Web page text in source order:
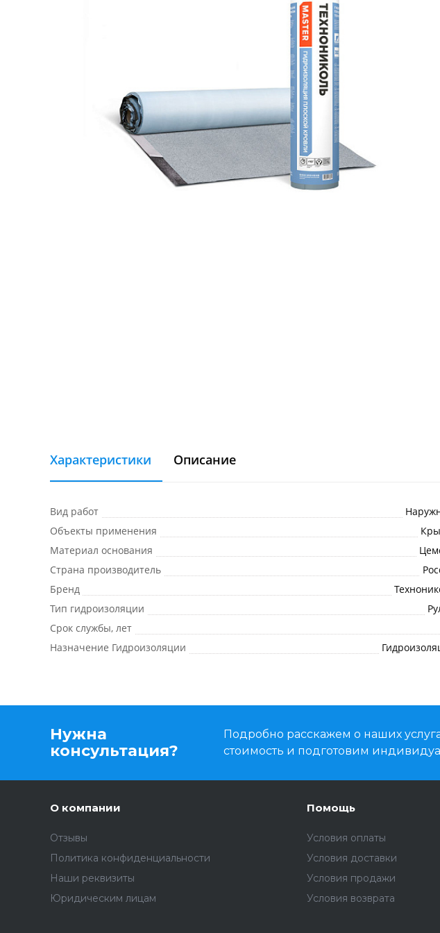
Характеристики Описание
Вид работ
Объекты применения
Материал основания
Страна производитель
Бренд
Тип гидроизоляции
Срок службы, лет
Назначение Гидроизоляции
Нужна
консультация?
Подробно расскажем о наших
стоимость и подготовим
О компании
Отзывы
Политика конфиденциальности
Наши реквизиты
Юридическим лицам
Помощь
Условия оплаты
Условия доставки
Условия продажи
Условия возврата